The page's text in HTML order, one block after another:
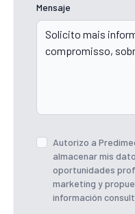
Mensaje
Autorizo ​​a
almacenar mis
oportunidades
marketing y
información